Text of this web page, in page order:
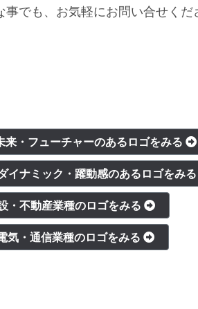
でも、お気軽にお問い合せく
来・フューチャーのあるロゴをみる
イナミック・躍動感のあるロゴをみる
・不動産業種のロゴをみる
気・通信業種のロゴをみる